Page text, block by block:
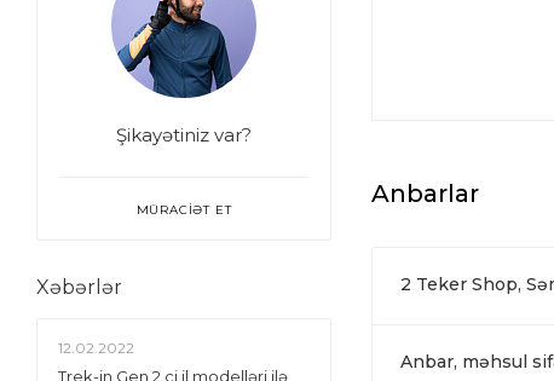
Anbarlar
2 Teker Shop,
Anbar, məhsul
Şikayətiniz var?
MÜRACİƏT ET
Xəbərlər
12.02.2022
Trek-in Gen 2 ci il modelləri ilə